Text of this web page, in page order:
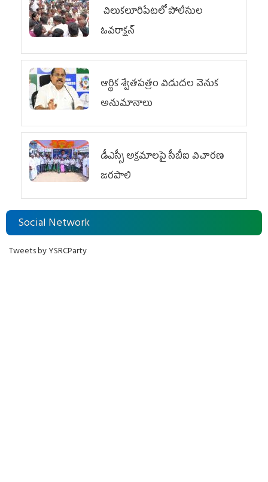
చిలుక‌లూరిపేట‌లో పోలీసుల
ఓవ‌రాక్ష‌న్‌
ఆర్థిక శ్వేతపత్రం విడుదల వెనుక
అనుమానాలు
డీఎస్సీ అక్రమాలపై సీబీఐ విచారణ
జరపాలి
Social Network
Tweets by YSRCParty